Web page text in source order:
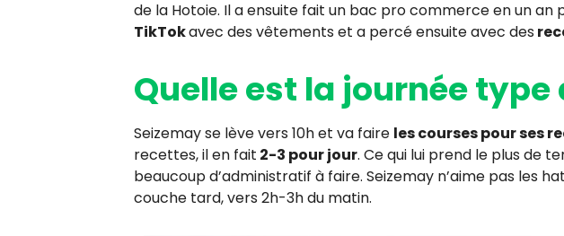
de la Hotoie. Il a ensuite fait un bac pro commerce en un an
TikTokavec des vêtements et a percé ensuite avec des
Quelle est la journée type
Seizemay se lève vers 10h et va faire les courses pour ses
recettes, il en fait 2-3 pour jour. Ce qui lui prend le plus de
beaucoup d’administratif à faire. Seizemay n’aime pas les
couche tard, vers 2h-3h du matin.